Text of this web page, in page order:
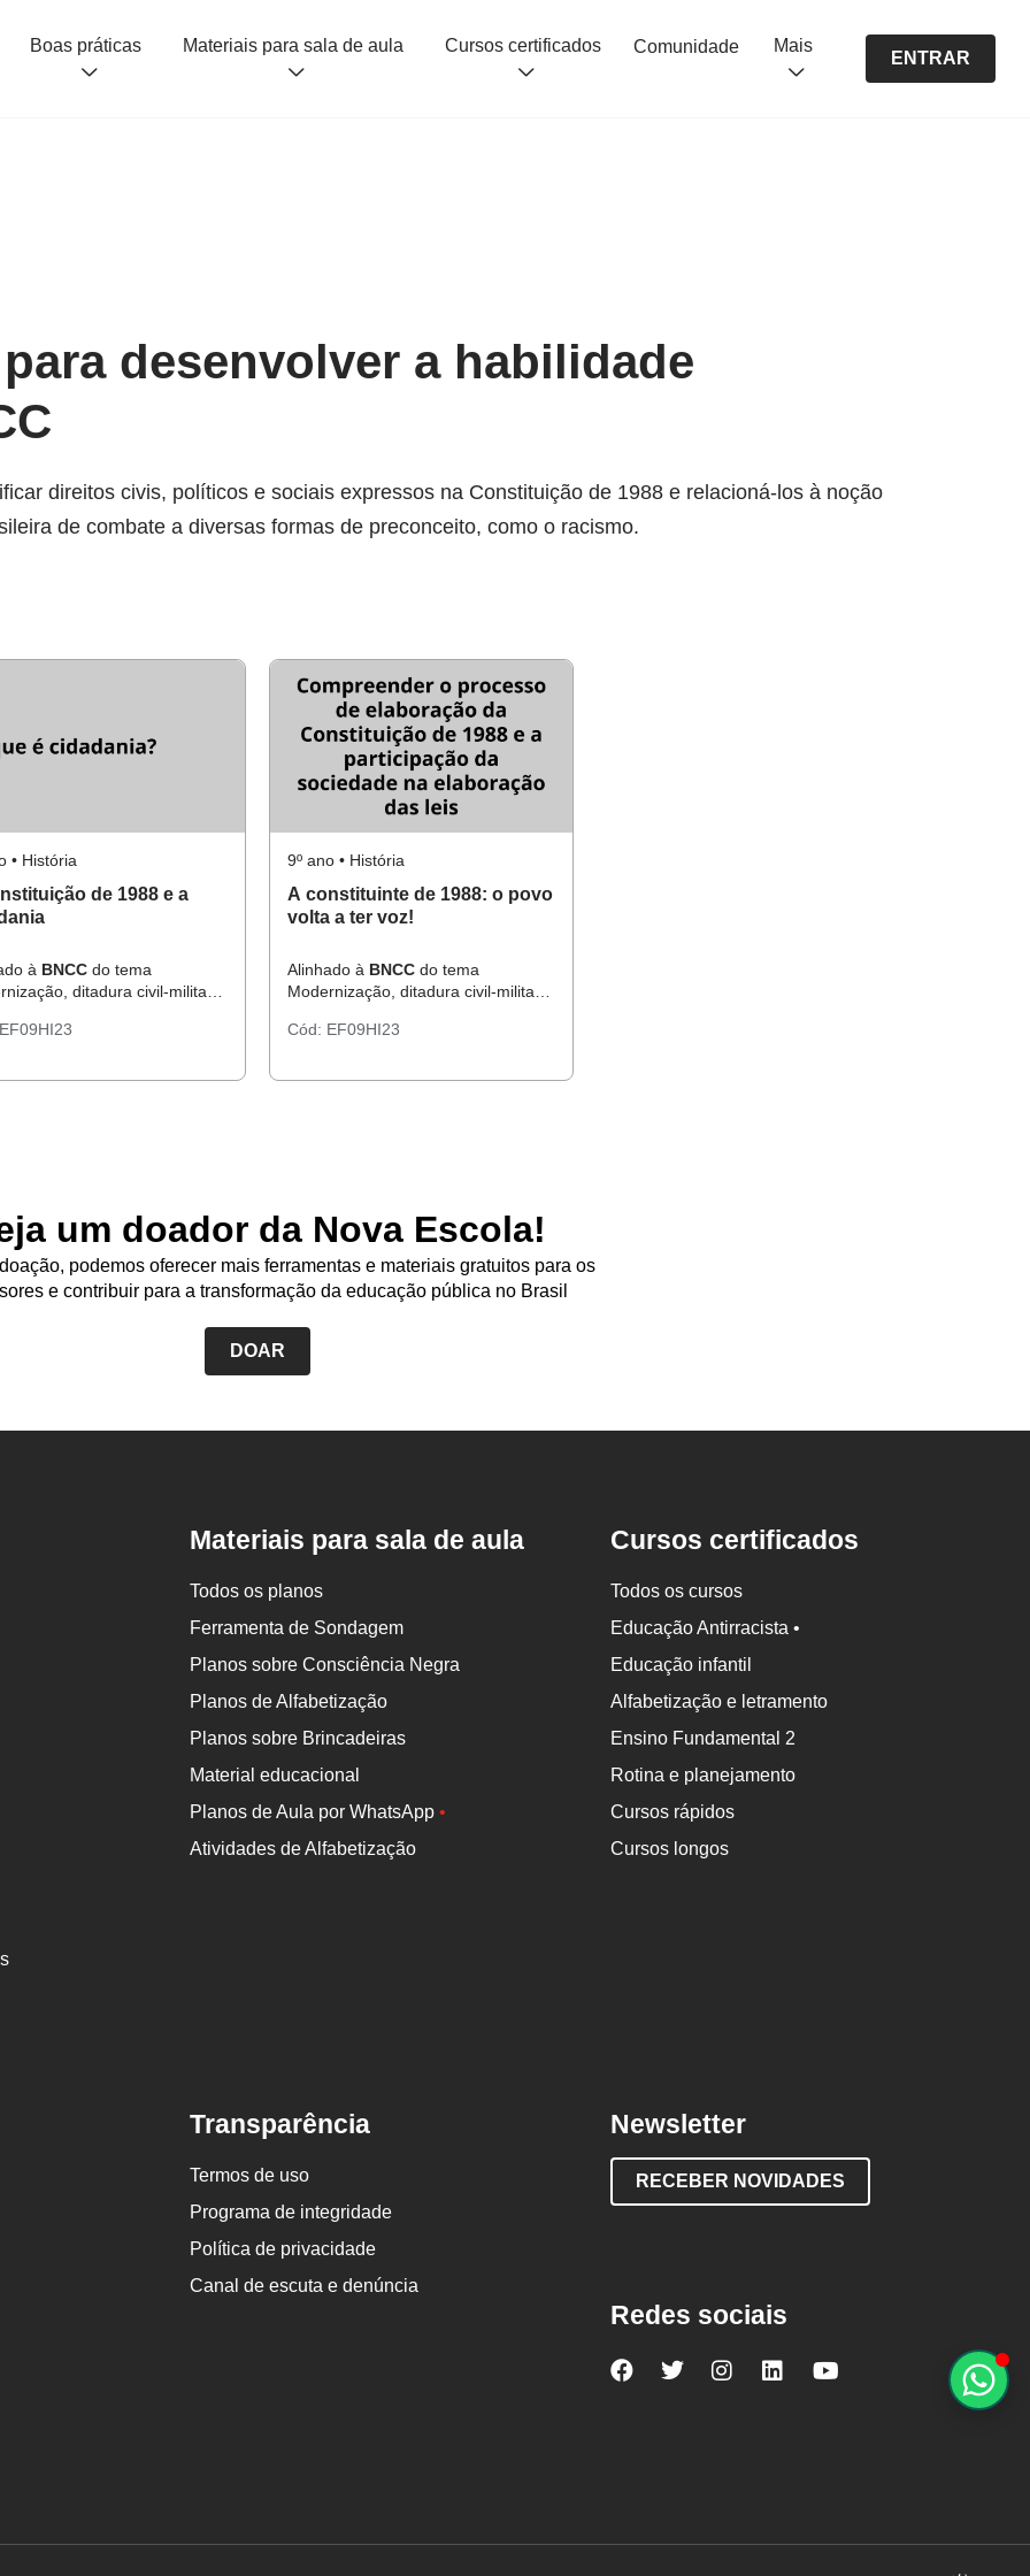
Boas práticas Materiais para sala de aula Cursos certificados Comunidade Mais
ENTRAR
desenvolver a habilidade
direitos civis, políticos e sociais expressos na Constituição de 1988 e relacioná-los à noção
de combate a diversas formas de preconceito, como o racismo.
• História
de 1988 e a
à BNCC do tema
ditadura civil-militar e
EF09HI23
9º ano • História
A constituinte de 1988: o povo
volta a ter voz!
Alinhado à BNCC do tema
Modernização, ditadura civil-militar e
1946.
Cód: EF09HI23
um doador da Nova Escola!
podemos oferecer mais ferramentas e materiais gratuitos para os
e contribuir para a transformação da educação pública no Brasil
DOAR
Materiais para sala de aula
Todos os planos
Ferramenta de Sondagem
Planos sobre Consciência Negra
Planos de Alfabetização
Planos sobre Brincadeiras
Material educacional
Planos de Aula por WhatsApp•
Atividades de Alfabetização
Cursos certificados
Todos os cursos
Educação Antirracista •
Educação infantil
Alfabetização e letramento
Ensino Fundamental 2
Rotina e planejamento
Cursos rápidos
Cursos longos
Transparência
Termos de uso
Programa de integridade
Política de privacidade
Canal de escuta e denúncia
Newsletter
RECEBER NOVIDADES
Redes sociais
NovaNova Nova NovaNova